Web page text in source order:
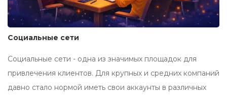
Социальные сети
Социальные сети - одна из значимых площадок для
привлечения клиентов. Для крупных и средних компаний
давно стало нормой иметь свои аккаунты в различных